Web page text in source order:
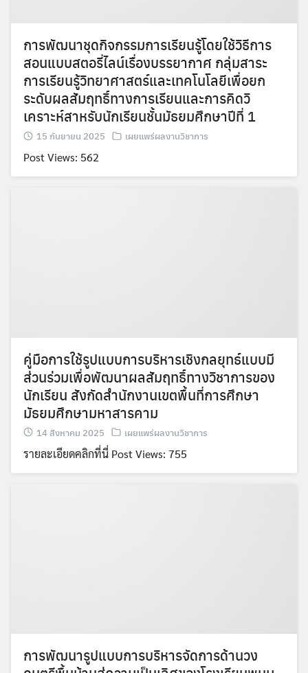
การพัฒนาชุดกิจกรรมการเรียนรู้โดยใช้วิธีการ
สอนแบบสตอรี่ไลน์เรื่องบรรยากาศ กลุ่มสาระ
การเรียนรู้วิทยาศาสตร์และเทคโนโลยีเพื่อยก
ระดับผลสัมฤทธิ์ทางการเรียนและการคิดวิ
เคราะห์สาหรับนักเรียนชั้นมัธยมศึกษาปีที่ 1
15 กันยายน 2025 เผยแพร่ผลงานวิชาการ
Post Views: 562
คู่มือการใช้รูปแบบการบริหารเชิงกลยุทธ์แบบมี
ส่วนร่วมเพื่อพัฒนาผลสัมฤทธิ์ทางวิชาการของ
นักเรียน สังกัดสำนักงานเขตพื้นที่การศึกษา
มัธยมศึกษามหาสารคาม
14 สิงหาคม 2025 เผยแพร่ผลงานวิชาการ
รายละเอียดคลิกที่นี่ Post Views: 755
การพัฒนารูปแบบการบริหารจัดการด้านวง